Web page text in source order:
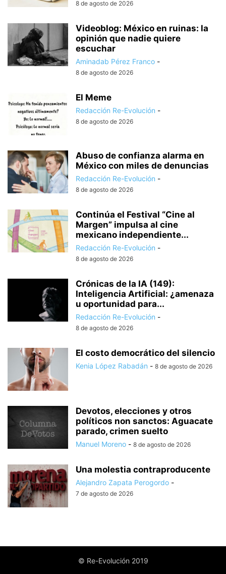
8 de agosto de 2026
Videoblog: México en ruinas: la
opinión que nadie quiere
escuchar
Aminadab Pérez Franco -
8 de agosto de 2026
El Meme
Redacción Re-Evolución -
8 de agosto de 2026
Abuso de confianza alarma en
México con miles de denuncias
Redacción Re-Evolución -
8 de agosto de 2026
Continúa el Festival “Cine al
Margen” impulsa al cine
mexicano independiente...
Redacción Re-Evolución -
8 de agosto de 2026
Crónicas de la IA (149):
Inteligencia Artificial: ¿amenaza
u oportunidad para...
Redacción Re-Evolución -
8 de agosto de 2026
El costo democrático del silencio
Kenia López Rabadán - 8 de agosto de 2026
Devotos, elecciones y otros
políticos non sanctos: Aguacate
parado, crimen suelto
Manuel Moreno - 8 de agosto de 2026
Una molestia contraproducente
Alejandro Zapata Perogordo -
7 de agosto de 2026
© Re-Evolución 2019